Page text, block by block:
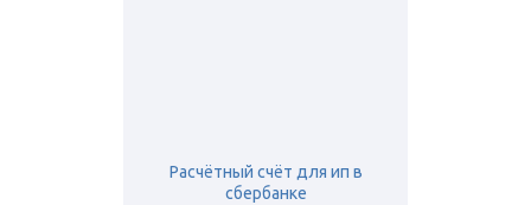
Расчётный счёт для ип в
сбербанке